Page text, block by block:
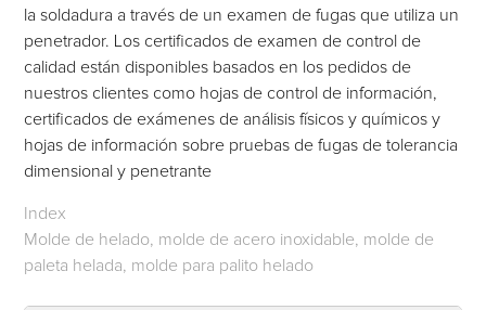
la soldadura a través de un examen de fugas que utiliza un
penetrador. Los certificados de examen de control de
calidad están disponibles basados en los pedidos de
nuestros clientes como hojas de control de información,
certificados de exámenes de análisis físicos y químicos y
hojas de información sobre pruebas de fugas de tolerancia
dimensional y penetrante
Index
Molde de helado, molde de acero inoxidable, molde de
paleta helada, molde para palito helado